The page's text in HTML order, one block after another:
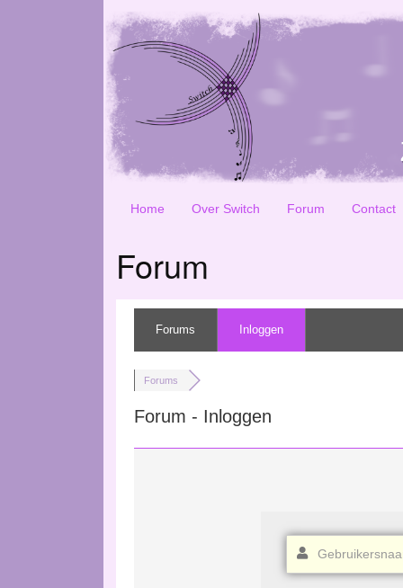
Home Over Switch Forum Contact
Forum
Forums Inloggen
Forums
Forum - Inloggen